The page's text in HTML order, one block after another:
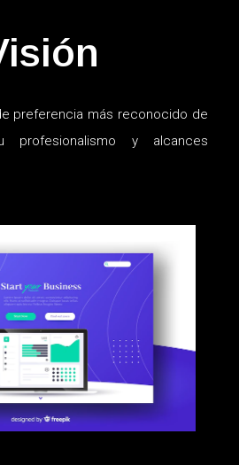
preferencia más reconocido de
y alcances